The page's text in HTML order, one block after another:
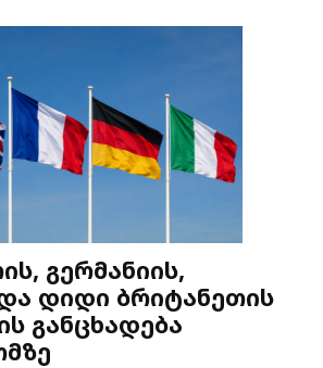
გერმანიის,
დიდი ბრიტანეთის
განცხადება